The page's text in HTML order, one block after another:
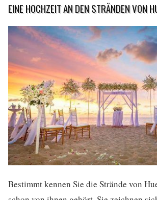
EINE HOCHZEIT AN DEN STRÄNDEN VON
Bestimmt kennen Sie die Strände von